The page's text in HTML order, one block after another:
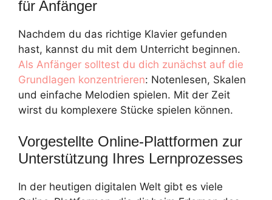
für Anfänger
Nachdem du das richtige Klavier gefunden
hast, kannst du mit dem Unterricht beginnen.
Als Anfänger solltest du dich zunächst auf die
Grundlagen konzentrieren: Notenlesen, Skalen
und einfache Melodien spielen. Mit der Zeit
wirst du komplexere Stücke spielen können.
Vorgestellte Online-Plattformen zur
Unterstützung Ihres Lernprozesses
In der heutigen digitalen Welt gibt es viele